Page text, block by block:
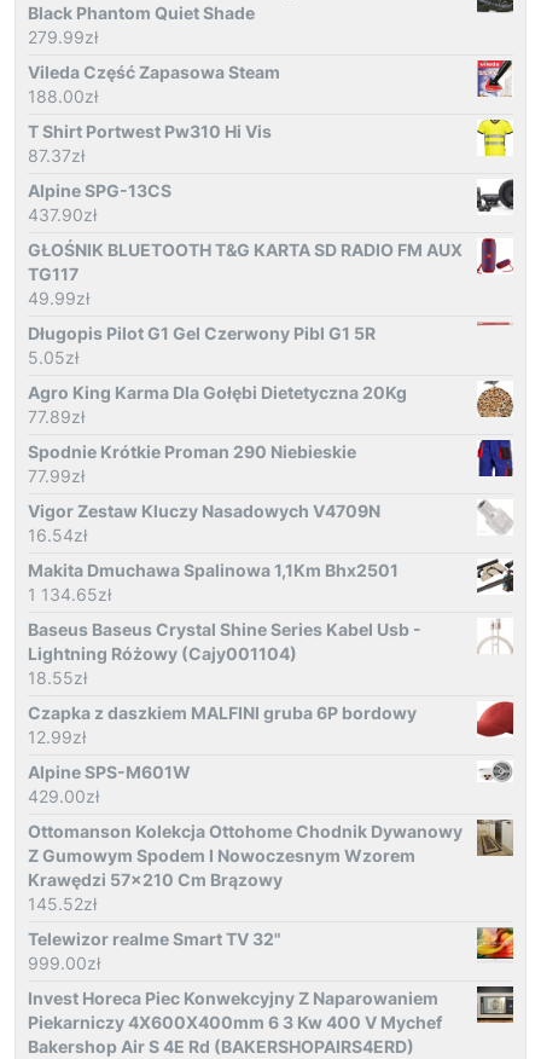
Black Phantom Quiet Shade
279.99zł
Vileda Część Zapasowa Steam
188.00zł
T Shirt Portwest Pw310 Hi Vis
87.37zł
Alpine SPG-13CS
437.90zł
GŁOŚNIK BLUETOOTH T&G KARTA SD RADIO FM AUX
TG117
49.99zł
Długopis Pilot G1 Gel Czerwony Pibl G1 5R
5.05zł
Agro King Karma Dla Gołębi Dietetyczna 20Kg
77.89zł
Spodnie Krótkie Proman 290 Niebieskie
77.99zł
Vigor Zestaw Kluczy Nasadowych V4709N
16.54zł
Makita Dmuchawa Spalinowa 1,1Km Bhx2501
1 134.65zł
Baseus Baseus Crystal Shine Series Kabel Usb -
Lightning Różowy (Cajy001104)
18.55zł
Czapka z daszkiem MALFINI gruba 6P bordowy
12.99zł
Alpine SPS-M601W
429.00zł
Ottomanson Kolekcja Ottohome Chodnik Dywanowy
Z Gumowym Spodem I Nowoczesnym Wzorem
Krawędzi 57x210 Cm Brązowy
145.52zł
Telewizor realme Smart TV 32"
999.00zł
Invest Horeca Piec Konwekcyjny Z Naparowaniem
Piekarniczy 4X600X400mm 6 3 Kw 400 V Mychef
Bakershop Air S 4E Rd (BAKERSHOPAIRS4ERD)